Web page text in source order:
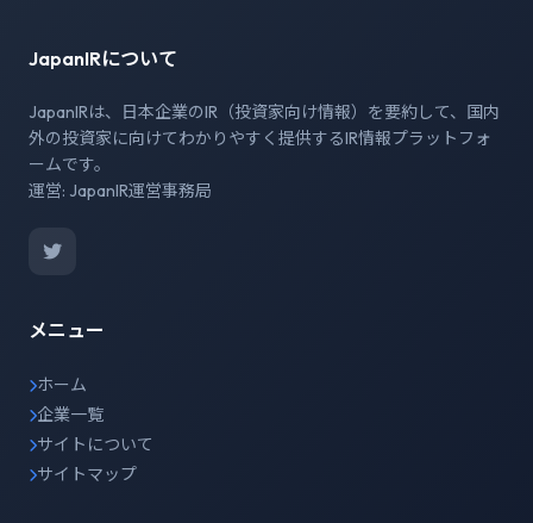
JapanIRについて
JapanIRは、日本企業のIR（投資家向け情報）を要約して、国内
外の投資家に向けてわかりやすく提供するIR情報プラットフォ
ームです。
運営: JapanIR運営事務局
メニュー
ホーム
企業一覧
サイトについて
サイトマップ